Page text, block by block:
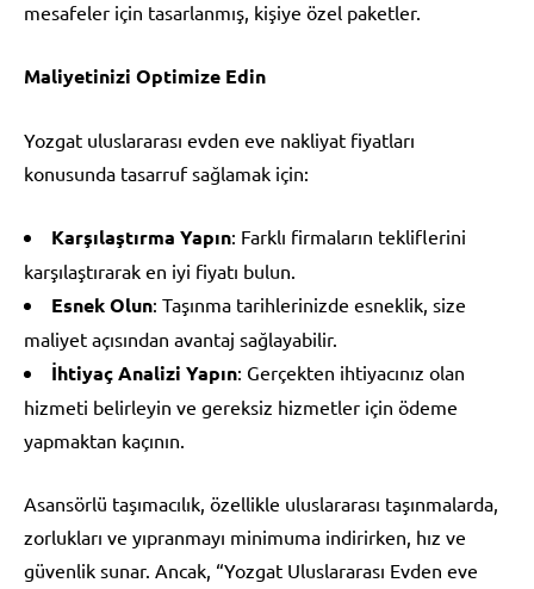
mesafeler için tasarlanmış, kişiye özel paketler.
Maliyetinizi Optimize Edin
Yozgat uluslararası evden eve nakliyat fiyatları
konusunda tasarruf sağlamak için:
Karşılaştırma Yapın: Farklı firmaların tekliflerini
karşılaştırarak en iyi fiyatı bulun.
Esnek Olun: Taşınma tarihlerinizde esneklik, size
maliyet açısından avantaj sağlayabilir.
İhtiyaç Analizi Yapın: Gerçekten ihtiyacınız olan
hizmeti belirleyin ve gereksiz hizmetler için ödeme
yapmaktan kaçının.
Asansörlü taşımacılık, özellikle uluslararası taşınmalarda,
zorlukları ve yıpranmayı minimuma indirirken, hız ve
güvenlik sunar. Ancak, “Yozgat Uluslararası Evden eve